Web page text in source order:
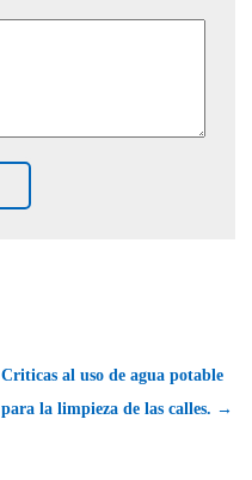
Criticas al uso de agua potable
para la limpieza de las calles. →